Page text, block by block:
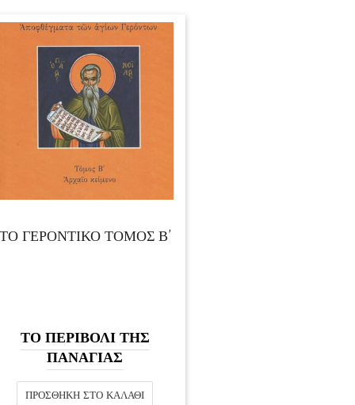
ΓΕΡΟΝΤΙΚΟ ΤΟΜΟΣ Β’
ΤΟ ΠΕΡΙΒΟΛΙ ΤΗΣ
ΠΑΝΑΓΙΑΣ
ΠΡΟΣΘΉΚΗ ΣΤΟ ΚΑΛΆΘΙ